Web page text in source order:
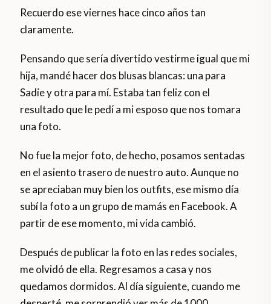
Recuerdo ese viernes hace cinco años tan
claramente.
Pensando que sería divertido vestirme igual que mi
hija, mandé hacer dos blusas blancas: una para
Sadie y otra para mí. Estaba tan feliz con el
resultado que le pedí a mi esposo que nos tomara
una foto.
No fue la mejor foto, de hecho, posamos sentadas
en el asiento trasero de nuestro auto. Aunque no
se apreciaban muy bien los outfits, ese mismo día
subí la foto a un grupo de mamás en Facebook. A
partir de ese momento, mi vida cambió.
Después de publicar la foto en las redes sociales,
me olvidó de ella. Regresamos a casa y nos
quedamos dormidos. Al día siguiente, cuando me